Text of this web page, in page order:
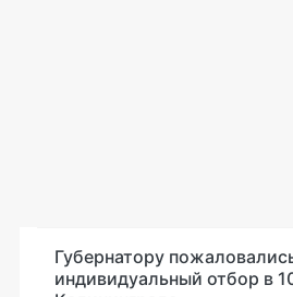
Губернатору
индивидуальный отбор в